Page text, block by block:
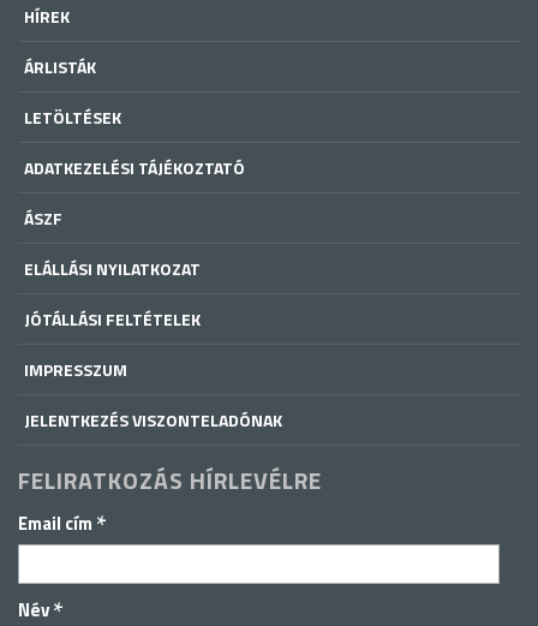
HÍREK
ÁRLISTÁK
LETÖLTÉSEK
ADATKEZELÉSI TÁJÉKOZTATÓ
ÁSZF
ELÁLLÁSI NYILATKOZAT
JÓTÁLLÁSI FELTÉTELEK
IMPRESSZUM
JELENTKEZÉS VISZONTELADÓNAK
FELIRATKOZÁS HÍRLEVÉLRE
Email cím *
Név*